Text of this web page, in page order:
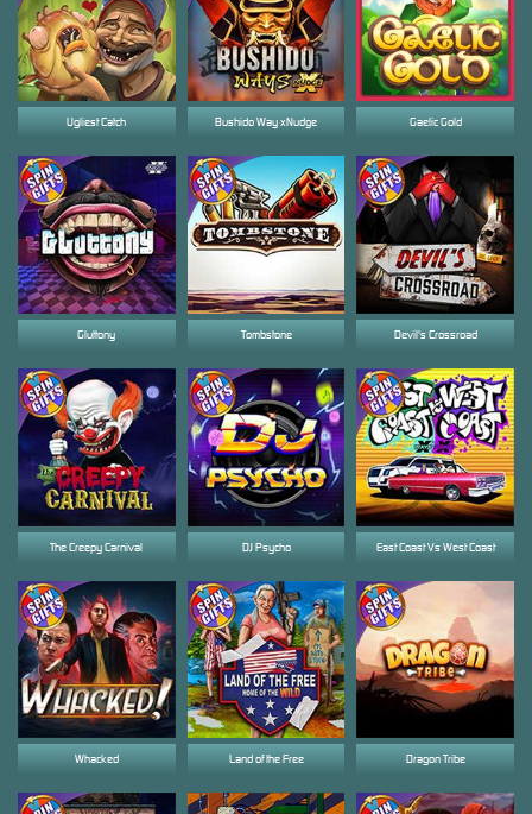
Land of the Free
Devil's Crossroad
Dragon Tribe
Gluttony
DJ Psycho
Tombstone
Gaelic Gold
East Coast Vs West Coast
The Creepy Carnival
Whacked
Bushido Way xNudge
Ugliest Catch